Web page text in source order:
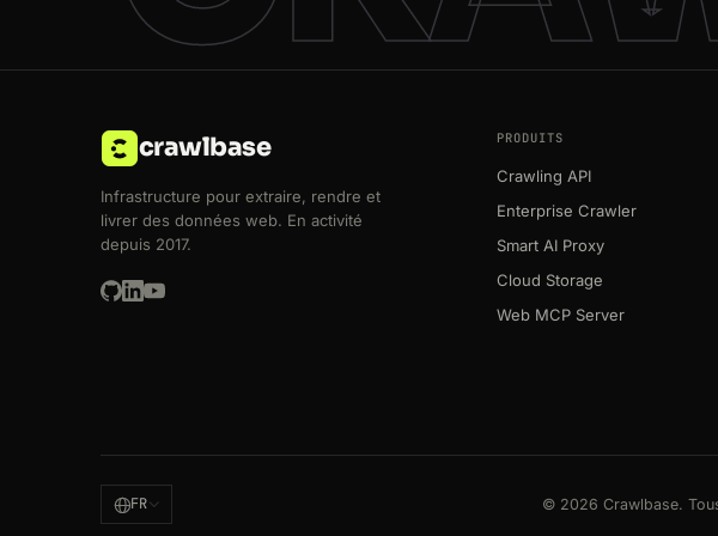
crawlbase
Infrastructure pour extraire, rendre et
livrer des données web. En activité
depuis 2017.
PRODUITS
Crawling API
Enterprise Crawler
Smart AI Proxy
Cloud Storage
Web MCP Server
FR © 2026 Crawlbase.